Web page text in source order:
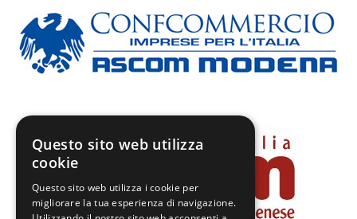
Questo sito web utilizza
cookie
Questo sito web utilizza i cookie per
migliorare la tua esperienza di navigazione.